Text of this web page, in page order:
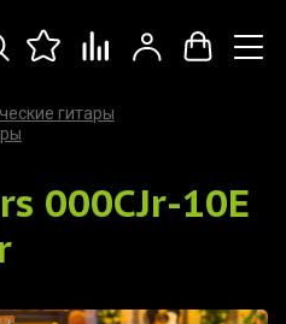
гитары
000CJr-10E